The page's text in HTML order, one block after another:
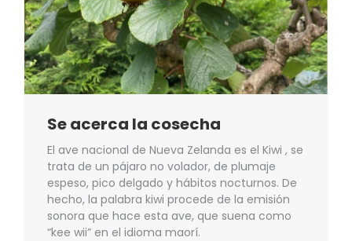
Se acerca la cosecha
El ave nacional de Nueva Zelanda es el Kiwi , se
trata de un pájaro no volador, de plumaje
espeso, pico delgado y hábitos nocturnos. De
hecho, la palabra kiwi procede de la emisión
sonora que hace esta ave, que suena como
“kee wii” en el idioma maorí.